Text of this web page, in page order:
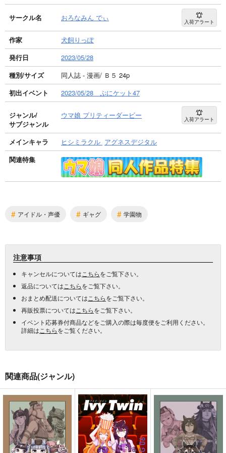
サークル名 おろなみん でぃ 入荷アラート
作家
犬飼りっぽ
発行日
2023/05/28
種別/サイズ
同人誌 - 漫画/ Ｂ５ 24p
初出イベント
2023/05/28 ぷにケット47
ジャンル/
サブジャンル
ウマ娘 プリティーダービー 入荷アラート
メインキャラ ヒシミラクル アグネスデジタル
関連特集
# アイドル・声優 # ギャグ # 学園物
注意事項
キャンセルについては こちらをご覧下さい。
返品については こちらをご覧下さい。
おまとめ配送については こちらをご覧下さい。
再販投票については こちらをご覧下さい。
イベント応募券付商品などをご購入の際は毎度便をご利用ください。
詳細は こちらをご覧ください。
関連商品(ジャンル)